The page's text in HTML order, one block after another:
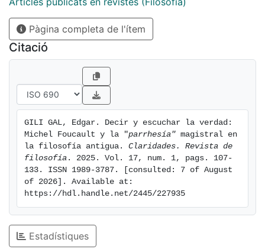
segundo momento, se trata de probar que
la parrhesía rigió efectivamente la formación filosófica
antigua por medio de un estudio de algunos de los
más destacados maestros de la época.
Pàgina completa de l'ítem
Citació
GILI GAL, Edgar. Decir y escuchar la verdad:
Michel Foucault y la "parrhesía" magistral en
la filosofía antigua. Claridades. Revista de
filosofía . 2025. Vol. 17, num. 1, pags. 107-
133. ISSN 1989-3787. [consulted: 7 of August
of 2026]. Available at:
https://hdl.handle.net/2445/227935
Estadístiques